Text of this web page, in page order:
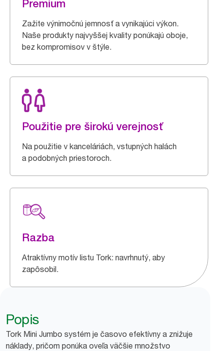
Premium
Zažite výnimočnú jemnosť a vynikajúci výkon.
Naše produkty najvyššej kvality ponúkajú oboje,
bez kompromisov v štýle.
Použitie pre širokú verejnosť
Na použitie v kanceláriách, vstupných halách
a podobných priestoroch.
Razba
Atraktívny motív listu Tork: navrhnutý, aby
zapôsobil.
Popis
Tork Mini Jumbo systém je časovo efektívny a znižuje
náklady, pričom ponúka oveľa väčšie množstvo